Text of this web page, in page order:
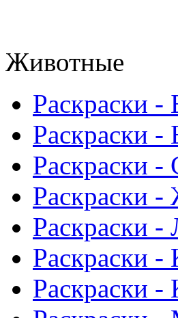
Животные
Раскраски -
Раскраски -
Раскраски -
Раскраски
Раскраски
Раскраски -
Раскраски